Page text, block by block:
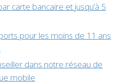
carte bancaire et jusqu’à 5
pour les moins de 11 ans
dans notre réseau de
mobile